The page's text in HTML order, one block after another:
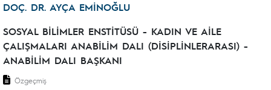
DOÇ. DR. AYÇA EMİNOĞLU
SOSYAL BİLİMLER ENSTİTÜSÜ - KADIN VE AİLE
ÇALIŞMALARI ANABİLİM DALI (DİSİPLİNLERARASI) -
ANABİLİM DALI BAŞKANI
Özgeçmiş